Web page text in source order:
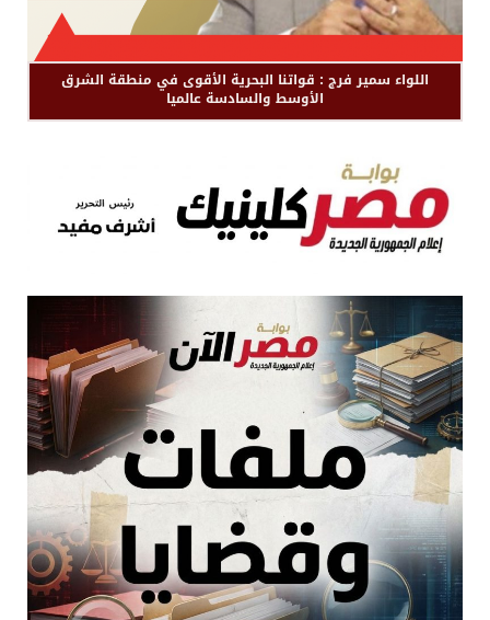
اللواء سمير فرج : قواتنا البحرية الأقوى في منطقة الشرق
الأوسط والسادسة عالميا